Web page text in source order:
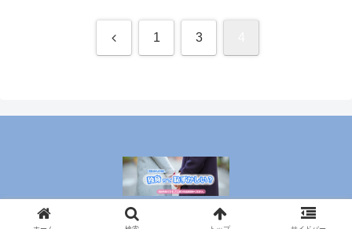
前 1 3
© 2020 独身は恥ずかしい＠そんなあなたに知ってもらいたこと.